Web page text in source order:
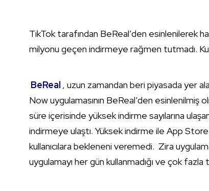
TikTok tarafından BeReal’den esinlenilerek
milyonu geçen indirmeye rağmen tutmadı.
BeReal , uzun zamandan beri piyasada yer
Now uygulamasının BeReal’den esinlenilmiş
süre içerisinde yüksek indirme sayılarına
indirmeye ulaştı. Yüksek indirme ile App
kullanıcılara bekleneni veremedi. Zira
uygulamayı her gün kullanmadığı ve çok